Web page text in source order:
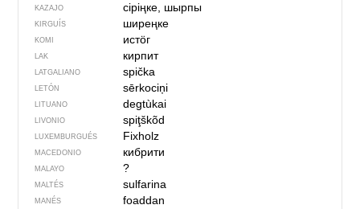
KAZAJO сіріңке, шырпы
KIRGUÍS ширеңке
KOMI истӧг
LAK кирпит
LATGALIANO spička
LETÓN sērkociņi
LITUANO degtùkai
LIVONIO spiţškõd
LUXEMBURGUÉS Fixholz
MACEDONIO кибрити
MALAYO ?
MALTÉS sulfarina
MANÉS foaddan